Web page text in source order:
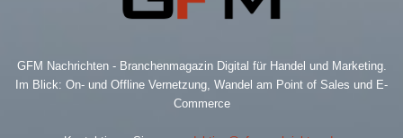
GFM Nachrichten - Branchenmagazin Digital für Handel und Marketing.
Im Blick: On- und Offline Vernetzung, Wandel am Point of Sales und E-
Commerce